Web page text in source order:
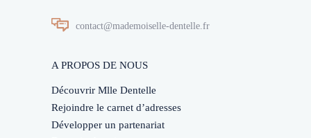
contact@mademoiselle-dentelle.fr
A PROPOS DE NOUS
Découvrir Mlle Dentelle
Rejoindre le carnet d’adresses
Développer un partenariat